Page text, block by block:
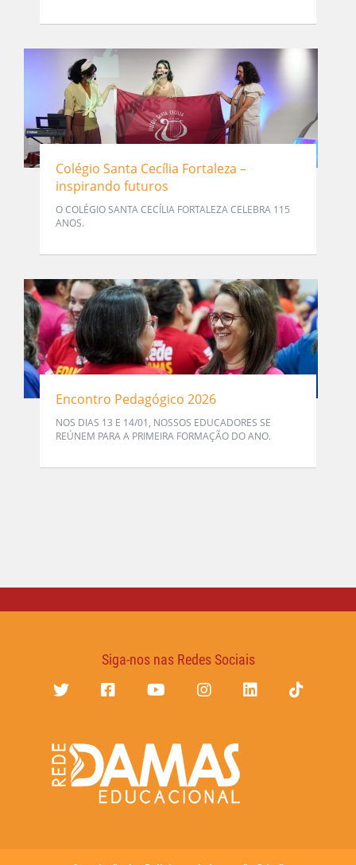
Colégio Santa Cecília Fortaleza –
inspirando futuros
O COLÉGIO SANTA CECÍLIA FORTALEZA CELEBRA 115
ANOS.
Encontro Pedagógico 2026
NOS DIAS 13 E 14/01, NOSSOS EDUCADORES SE
REÚNEM PARA A PRIMEIRA FORMAÇÃO DO ANO.
Siga-nos nas Redes Sociais